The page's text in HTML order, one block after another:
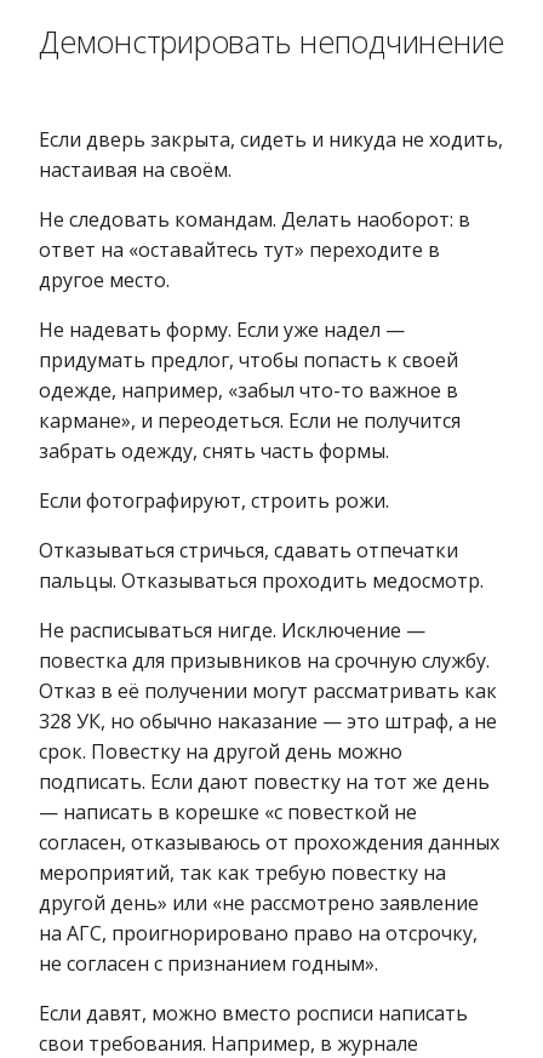
Демонстрировать неподчинение
Если дверь закрыта, сидеть и никуда не ходить,
настаивая на своём.
Не следовать командам. Делать наоборот: в
ответ на «оставайтесь тут» переходите в
другое место.
Не надевать форму. Если уже надел —
придумать предлог, чтобы попасть к своей
одежде, например, «забыл что-то важное в
кармане», и переодеться. Если не получится
забрать одежду, снять часть формы.
Если фотографируют, строить рожи.
Отказываться стричься, сдавать отпечатки
пальцы. Отказываться проходить медосмотр.
Не расписываться нигде. Исключение —
повестка для призывников на срочную службу.
Отказ в её получении могут рассматривать как
328 УК, но обычно наказание — это штраф, а не
срок. Повестку на другой день можно
подписать. Если дают повестку на тот же день
— написать в корешке «с повесткой не
согласен, отказываюсь от прохождения данных
мероприятий, так как требую повестку на
другой день» или «не рассмотрено заявление
на АГС, проигнорировано право на отсрочку,
не согласен с признанием годным».
Если давят, можно вместо росписи написать
свои требования. Например, в журнале